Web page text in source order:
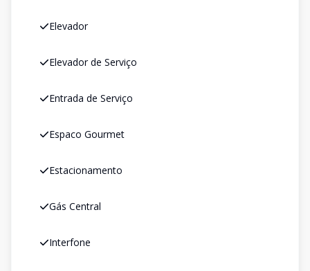
Elevador
Elevador de Serviço
Entrada de Serviço
Espaco Gourmet
Estacionamento
Gás Central
Interfone